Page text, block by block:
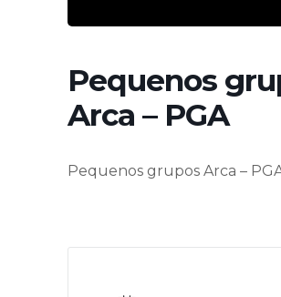
Pequenos
Arca – PGA
Pequenos grupos Arca –